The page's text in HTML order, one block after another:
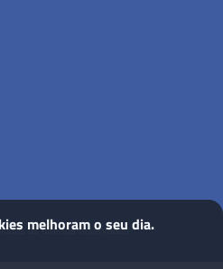
os direitos reservados
melhoram o seu dia.